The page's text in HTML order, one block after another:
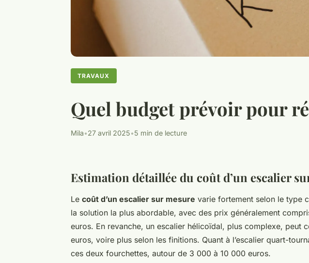
TRAVAUX
Quel budget prévoir pour
Mila•27 avril 2025•5 min de lecture
Estimation détaillée du coût d’un escalier
Le coût d’un escalier sur mesure varie fortement selon le type
la solution la plus abordable, avec des prix généralement
euros. En revanche, un escalier hélicoïdal, plus complexe, peut
euros, voire plus selon les finitions. Quant à l’escalier quart-
ces deux fourchettes, autour de 3 000 à 10 000 euros.